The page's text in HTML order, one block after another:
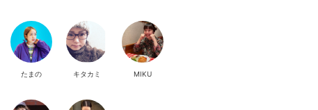
たまの キタカミ MIKU